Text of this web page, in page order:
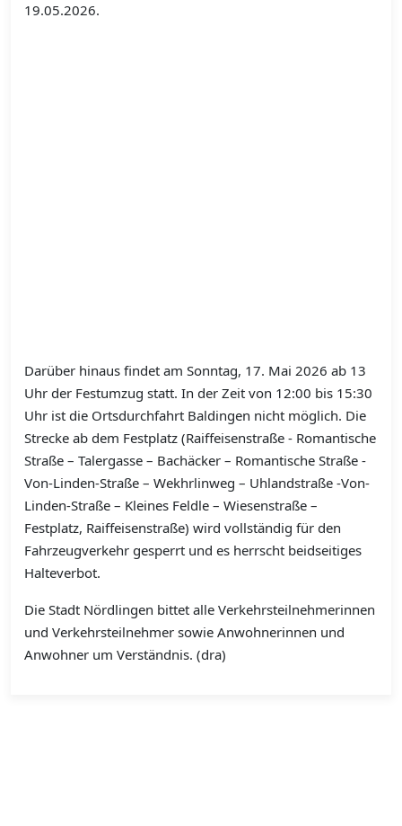
19.05.2026.
Darüber hinaus findet am Sonntag, 17. Mai 2026 ab 13
Uhr der Festumzug statt. In der Zeit von 12:00 bis 15:30
Uhr ist die Ortsdurchfahrt Baldingen nicht möglich. Die
Strecke ab dem Festplatz (Raiffeisenstraße - Romantische
Straße – Talergasse – Bachäcker – Romantische Straße -
Von-Linden-Straße – Wekhrlinweg – Uhlandstraße -Von-
Linden-Straße – Kleines Feldle – Wiesenstraße –
Festplatz, Raiffeisenstraße) wird vollständig für den
Fahrzeugverkehr gesperrt und es herrscht beidseitiges
Halteverbot.
Die Stadt Nördlingen bittet alle Verkehrsteilnehmerinnen
und Verkehrsteilnehmer sowie Anwohnerinnen und
Anwohner um Verständnis. (dra)